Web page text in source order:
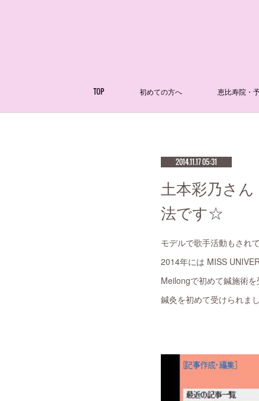
TOP 初めての方へ 恵比寿院・
2014.11.17 05:31
土本彩乃さ
法です☆
モデルで歌手活動もされ
2014年には MISS
Meilongで初めて鍼施術
鍼灸を初めて受けられま